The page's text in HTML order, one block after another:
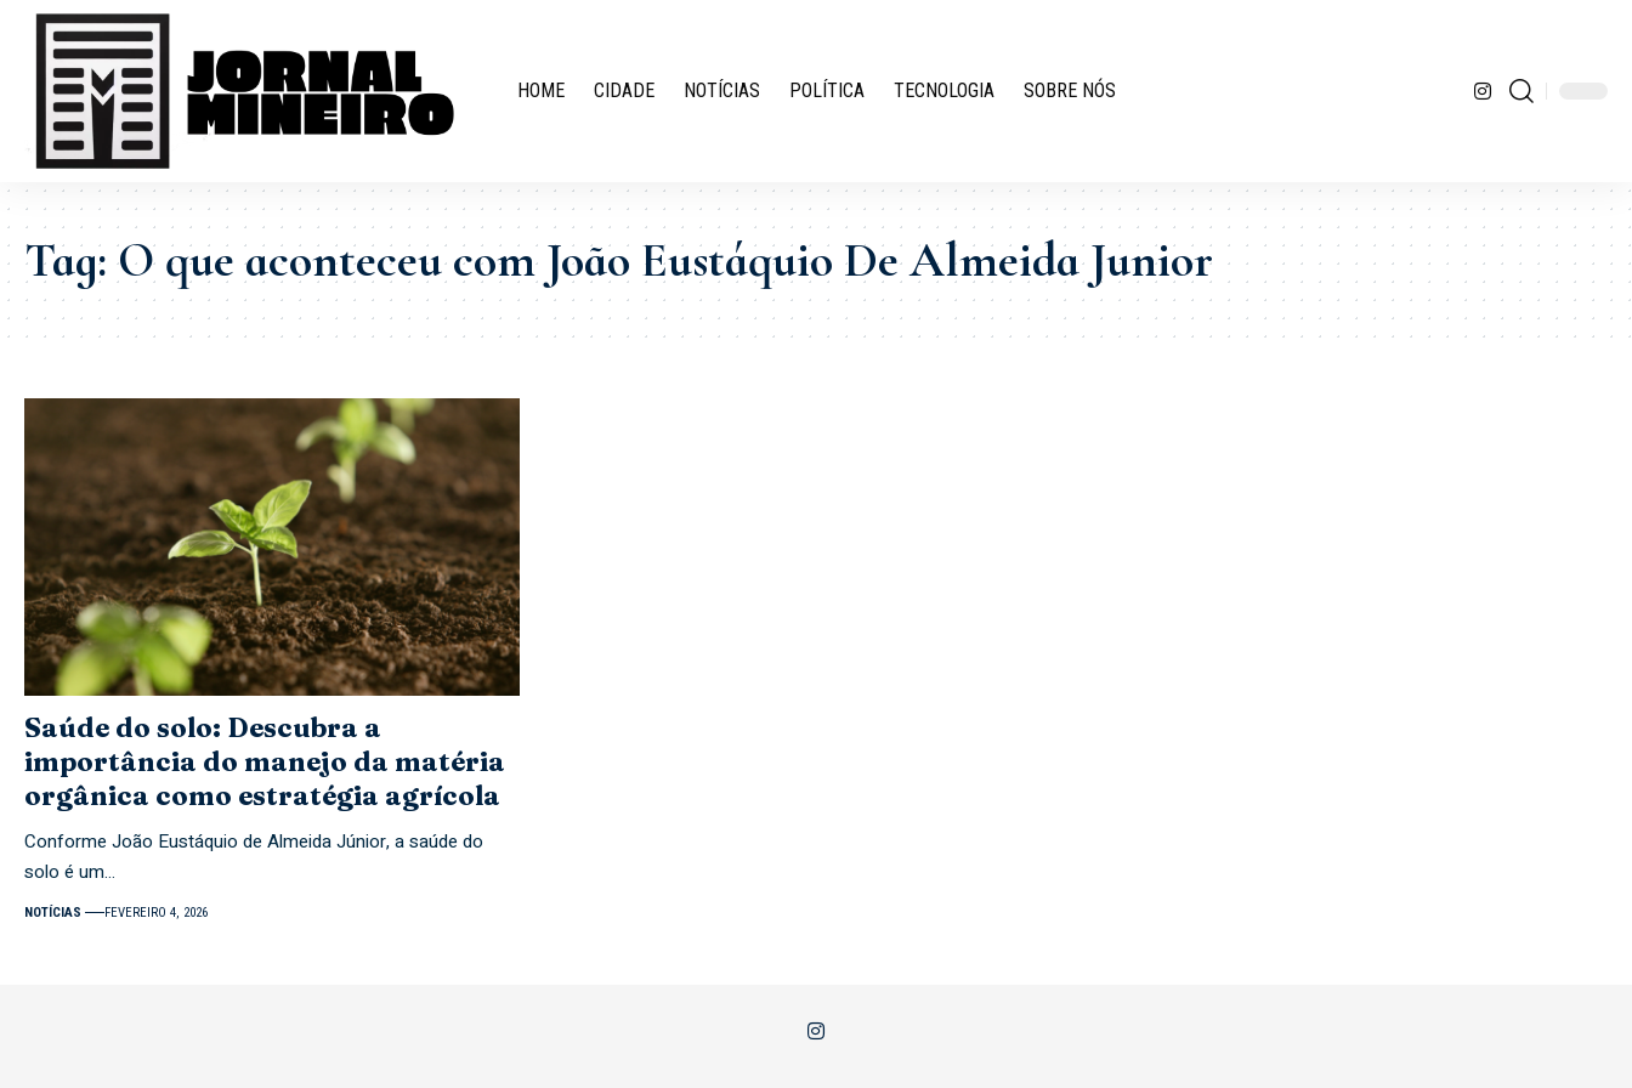
HOME CIDADE NOTÍCIAS POLÍTICA TECNOLOGIA SOBRE NÓS
Tag:O que aconteceu com João Eustáquio De Almeida Junior
Saúde do solo: Descubra a
importância do manejo da matéria
orgânica como estratégia agrícola
Conforme João Eustáquio de Almeida Júnior, a saúde do
solo é um…
NOTÍCIAS FEVEREIRO 4, 2026